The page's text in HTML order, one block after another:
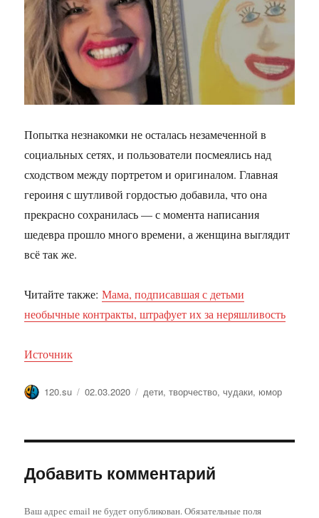
Попытка незнакомки не осталась незамеченной в
социальных сетях, и пользователи посмеялись над
сходством между портретом и оригиналом. Главная
героиня с шутливой гордостью добавила, что она
прекрасно сохранилась — с момента написания
шедевра прошло много времени, а женщина выглядит
всё так же.
Читайте также:Мама, подписавшая с детьми
необычные контракты, штрафует их за неряшливость
Источник
Автор
120.su Опубликовано
02.03.2020 Метки
дети,творчество,чудаки, юмор
Добавить комментарий
Ваш адрес email не будет опубликован.Обязательные поля